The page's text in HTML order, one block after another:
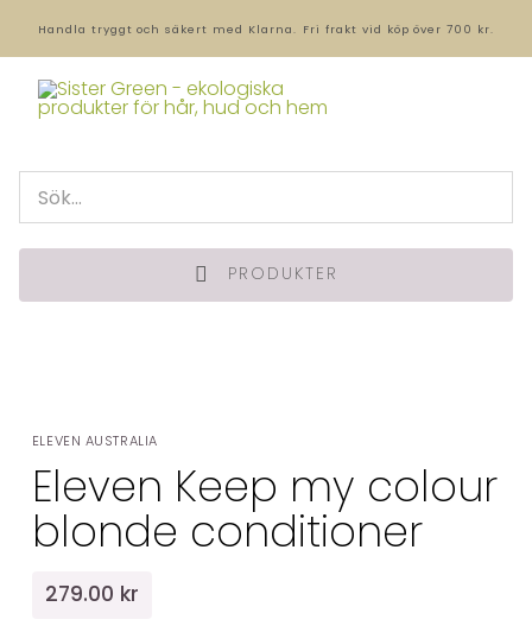
Handla tryggt och säkert med Klarna. Fri frakt vid köp över 700 kr.
PRODUKTER
ELEVEN AUSTRALIA
Eleven Keep my colour
blonde conditioner
279.00 kr